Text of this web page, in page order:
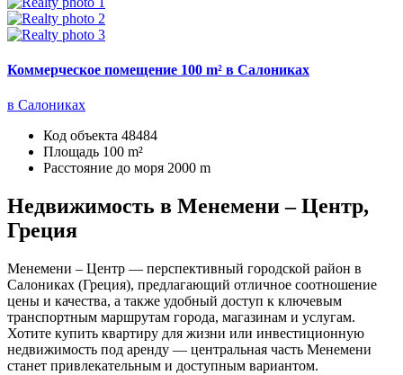
Коммерческое помещение 100 m² в Салониках
в Салониках
Код объекта 48484
Площадь 100 m²
Расстояние до моря 2000 m
Недвижимость в Менемени – Центр,
Греция
Менемени – Центр — перспективный городской район в
Салониках (Греция), предлагающий отличное соотношение
цены и качества, а также удобный доступ к ключевым
транспортным маршрутам города, магазинам и услугам.
Хотите купить квартиру для жизни или инвестиционную
недвижимость под аренду — центральная часть Менемени
станет привлекательным и доступным вариантом.